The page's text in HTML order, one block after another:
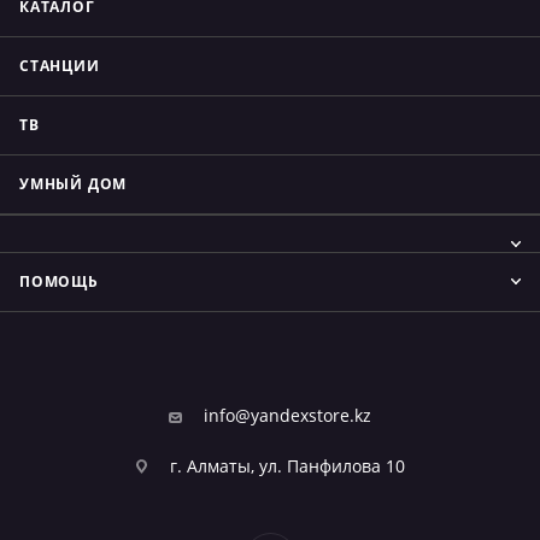
КАТАЛОГ
СТАНЦИИ
ТВ
УМНЫЙ ДОМ
ПОМОЩЬ
info@yandexstore.kz
г. Алматы, ул. Панфилова 10